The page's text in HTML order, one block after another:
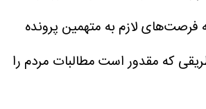
فرصت‌های لازم به متهمین پرونده
که مقدور است مطالبات مردم را